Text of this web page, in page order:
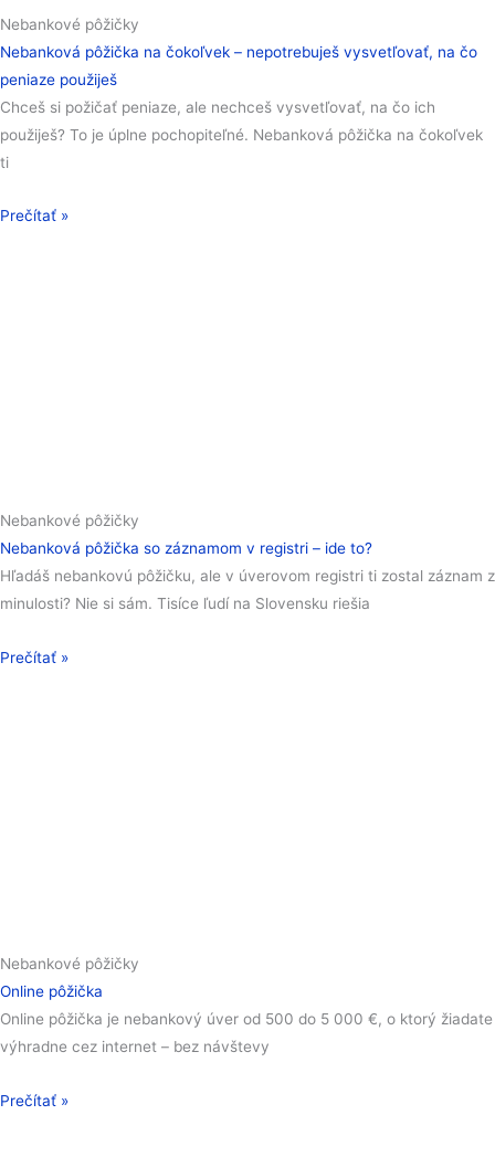
Nebankové pôžičky
Nebanková pôžička na čokoľvek – nepotrebuješ vysvetľovať, na čo
peniaze použiješ
Chceš si požičať peniaze, ale nechceš vysvetľovať, na čo ich
použiješ? To je úplne pochopiteľné. Nebanková pôžička na čokoľvek
ti
Prečítať »
Nebankové pôžičky
Nebanková pôžička so záznamom v registri – ide to?
Hľadáš nebankovú pôžičku, ale v úverovom registri ti zostal záznam z
minulosti? Nie si sám. Tisíce ľudí na Slovensku riešia
Prečítať »
Nebankové pôžičky
Online pôžička
Online pôžička je nebankový úver od 500 do 5 000 €, o ktorý žiadate
výhradne cez internet – bez návštevy
Prečítať »